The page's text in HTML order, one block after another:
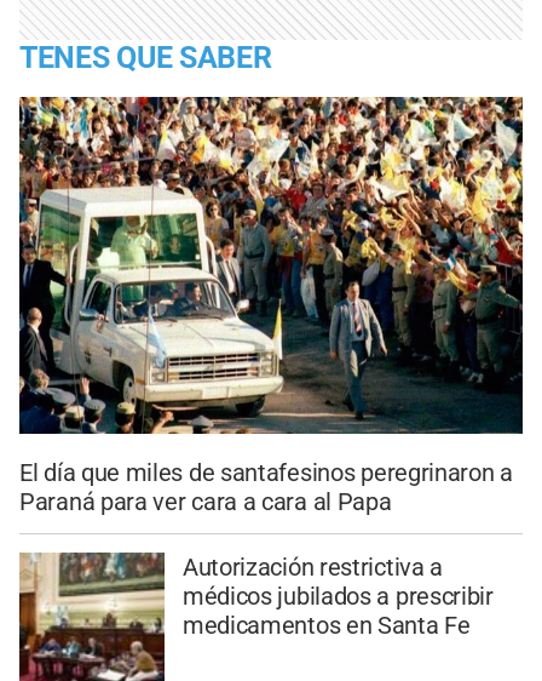
TENES QUE SABER
El día que miles de santafesinos peregrinaron a
Paraná para ver cara a cara al Papa
Autorización restrictiva a
médicos jubilados a prescribir
medicamentos en Santa Fe